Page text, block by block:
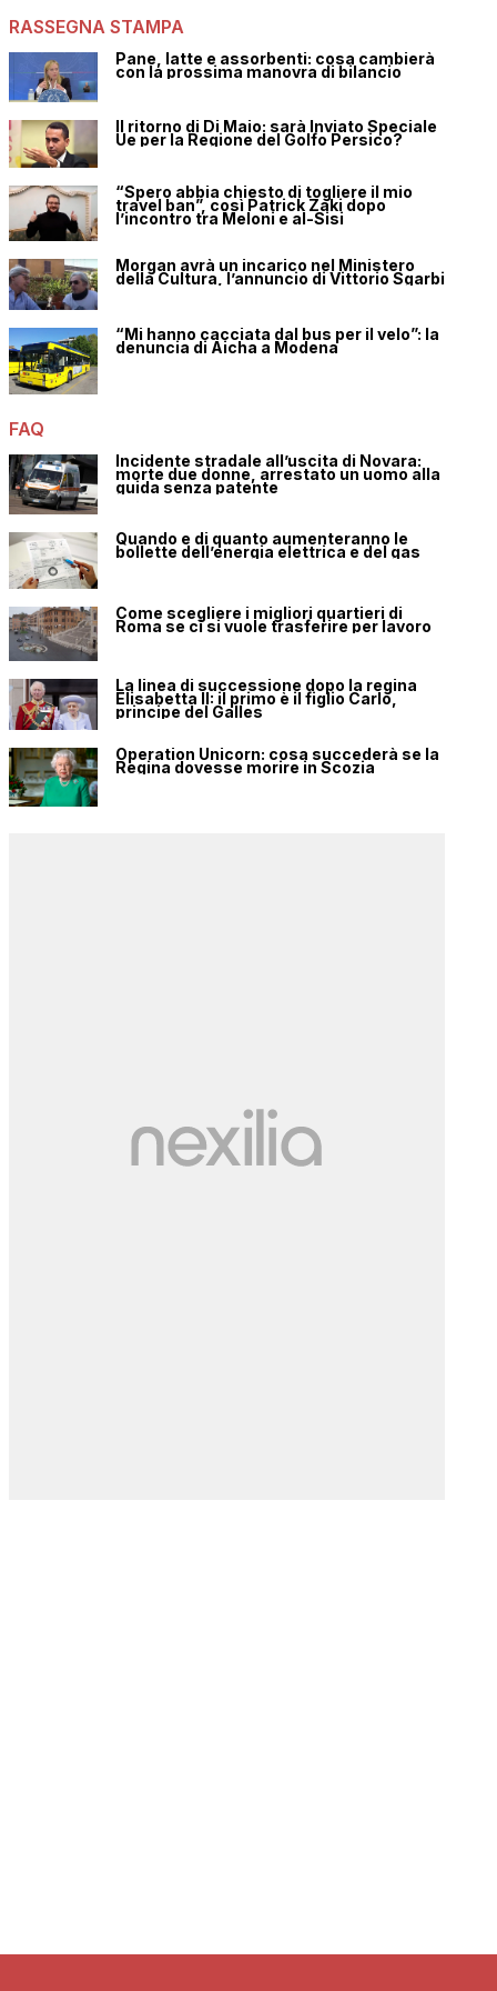
equità sociale,
RASSEGNA STAMPA
Pane, latte e assorbenti: cosa cambierà
con la prossima manovra di bilancio
Il ritorno di Di Maio: sarà Inviato Speciale
Ue per la Regione del Golfo Persico?
“Spero abbia chiesto di togliere il mio
travel ban”, così Patrick Zaki dopo
l’incontro tra Meloni e al-Sisi
Morgan avrà un incarico nel Ministero
della Cultura, l’annuncio di Vittorio Sgarbi
“Mi hanno cacciata dal bus per il velo”: la
denuncia di Aicha a Modena
FAQ
Incidente stradale all’uscita di Novara:
morte due donne, arrestato un uomo alla
guida senza patente
Quando e di quanto aumenteranno le
bollette dell’energia elettrica e del gas
Come scegliere i migliori quartieri di
Roma se ci si vuole trasferire per lavoro
La linea di successione dopo la regina
Elisabetta II: il primo è il figlio Carlo,
principe del Galles
Operation Unicorn: cosa succederà se la
Regina dovesse morire in Scozia